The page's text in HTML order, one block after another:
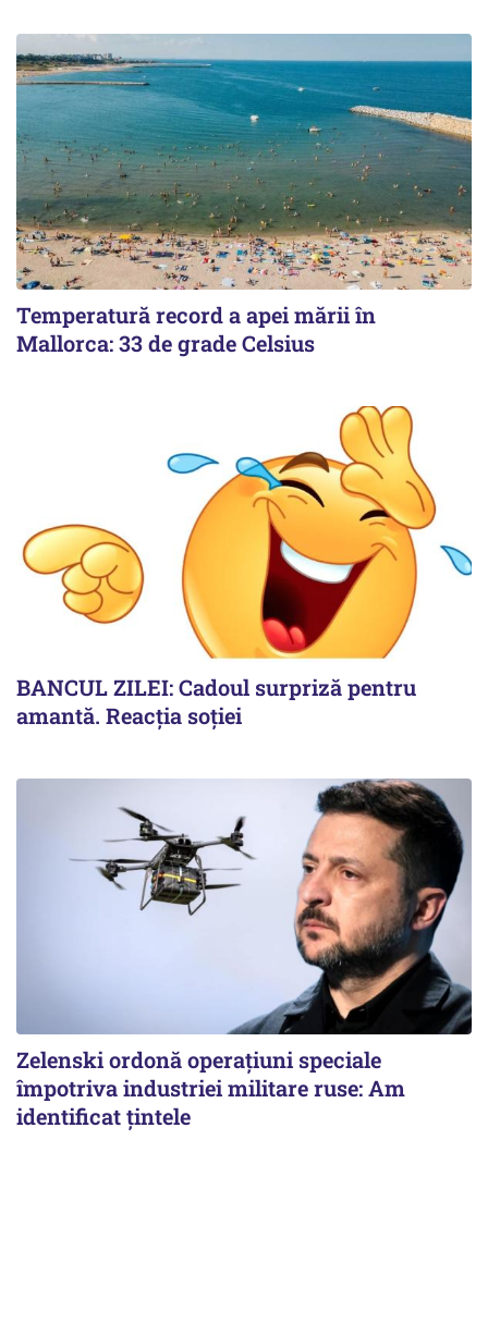
Temperatură record a apei mării în
Mallorca: 33 de grade Celsius
BANCUL ZILEI: Cadoul surpriză pentru
amantă. Reacția soției
Zelenski ordonă operațiuni speciale
împotriva industriei militare ruse: Am
identificat țintele